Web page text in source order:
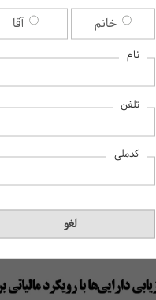
خانم آقا
نام
تلفن
کدملی